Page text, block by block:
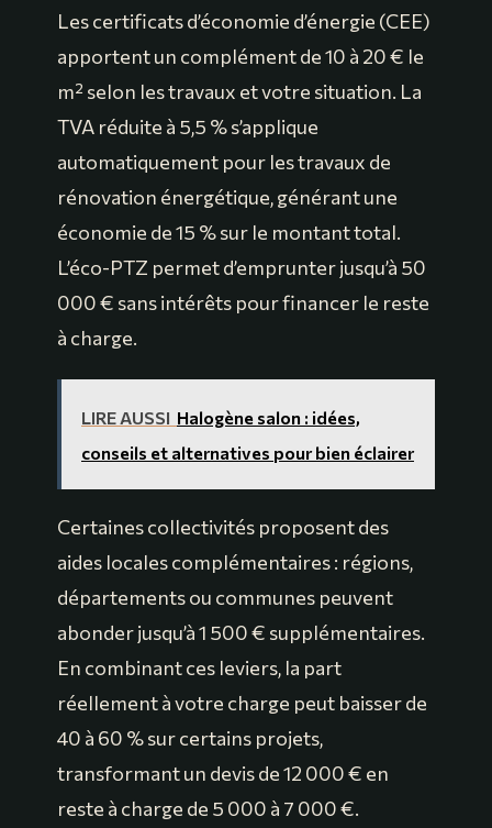
Les certificats d’économie d’énergie (CEE)
apportent un complément de 10 à 20 € le
m² selon les travaux et votre situation. La
TVA réduite à 5,5 % s’applique
automatiquement pour les travaux de
rénovation énergétique, générant une
économie de 15 % sur le montant total.
L’éco-PTZ permet d’emprunter jusqu’à 50
000 € sans intérêts pour financer le reste
à charge.
LIRE AUSSI Halogène salon : idées,
conseils et alternatives pour bien éclairer
Certaines collectivités proposent des
aides locales complémentaires : régions,
départements ou communes peuvent
abonder jusqu’à 1 500 € supplémentaires.
En combinant ces leviers, la part
réellement à votre charge peut baisser de
40 à 60 % sur certains projets,
transformant un devis de 12 000 € en
reste à charge de 5 000 à 7 000 €.